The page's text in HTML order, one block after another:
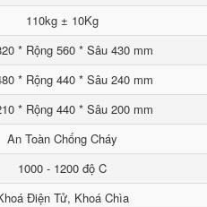
110kg ± 10Kg
* Rộng 560 * Sâu 430 mm
* Rộng 440 * Sâu 240 mm
* Rộng 440 * Sâu 200 mm
An Toàn Chống Cháy
1000 - 1200 độ C
Điện Tử, Khoá Chìa